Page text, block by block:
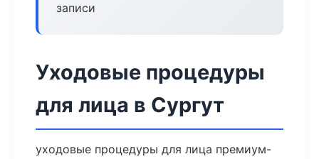
записи
Уходовые процедуры
для лица в Сургут
уходовые процедуры для лица премиум-